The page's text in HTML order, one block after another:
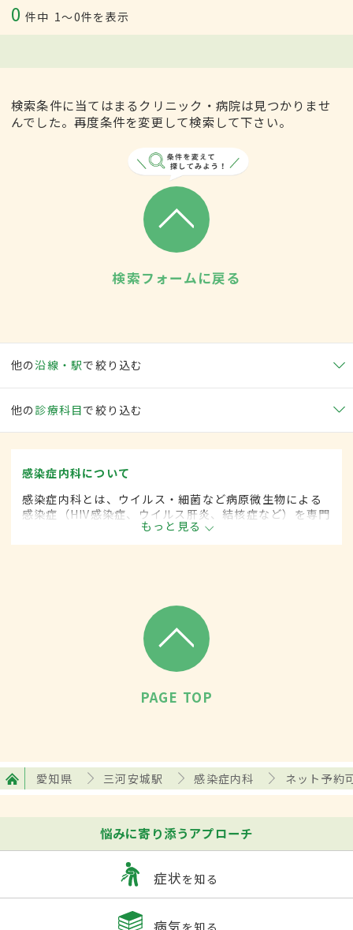
0 件中 1〜0件を表示
検索条件に当てはまるクリニック・病院は見つかりませ
んでした。再度条件を変更して検索して下さい。
検索フォームに戻る
他の沿線・駅で絞り込む
他の 診療科目で絞り込む
感染症内科について
感染症内科とは、ウイルス・細菌など病原微生物による
感染症（HIV感染症、ウイルス肝炎、結核症など）を専門
的に取り扱う内科の一領域です。
もっと見る
PAGE TOP
愛知県 三河安城駅 感染症内科 ネット予約
悩みに寄り添うアプローチ
症状を知る
病気を知る